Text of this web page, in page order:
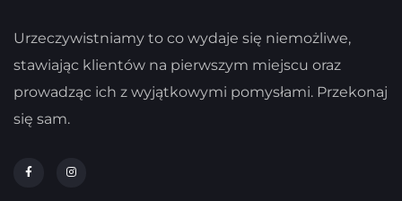
Urzeczywistniamy to co wydaje się niemożliwe,
stawiając klientów na pierwszym miejscu oraz
prowadząc ich z wyjątkowymi pomysłami. Przekonaj
się sam.